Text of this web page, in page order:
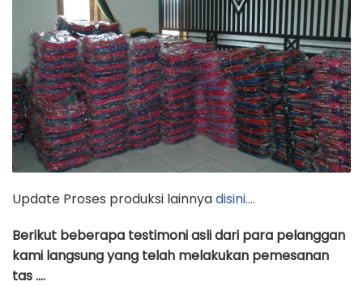
Update Proses produksi lainnyadisini….
Berikut beberapa testimoni asli dari para pelanggan
kami langsung yang telah melakukan pemesanan
tas ….